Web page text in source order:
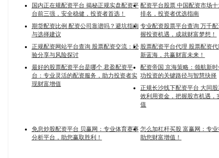
国内正在规配资平台 揭秘正规实盘配资平
台前三强，安全稳健，投资者首选！
配资平台股票 中国配资市场
排名，投资者优选指南
期货配资比例 配资公司靠谱吗？避坑指南
与选择建议
专业配资股票平台查询 万千
握投资机遇，成就财富梦想！
正规配资网站平台查询 股票配资交流：经
验分享与风险探讨
股票配资平台代理 股票配资
新蓝海，共赢财富未来！
最好的股票配资平台是哪个 君盈配资平
台：专业灵活的配资服务，助力投资者实
现财富增值
配资帝国 京海策略：领航新
功投资的关键路径与智慧抉择
正规长沙线下配资平台 大同
效利用资金，把握股市机遇，
值
免息炒股配资平台 贝赢网：专业体育赛事
分析平台，助您赢取胜利！
怎么加杠杆买股 富赢网：专
助您财富增值！